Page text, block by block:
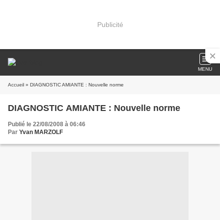
Publicité
MENU
Accueil » DIAGNOSTIC AMIANTE : Nouvelle norme
DIAGNOSTIC AMIANTE : Nouvelle norme
Publié le 22/08/2008 à 06:46
Par Yvan MARZOLF